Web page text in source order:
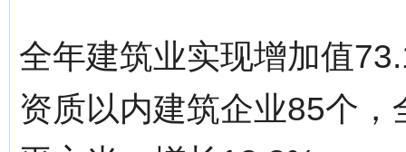
全年建筑业实现增加值
资质以内建筑企业85个